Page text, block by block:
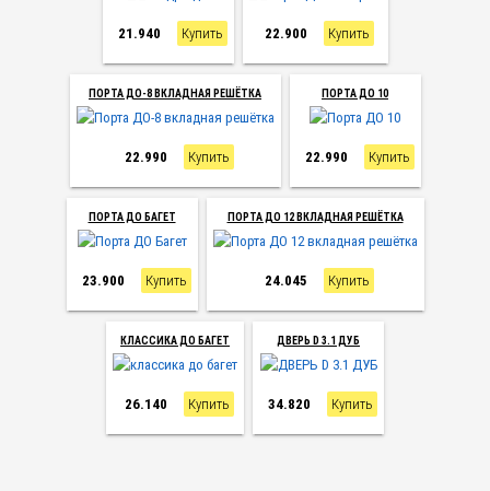
21.940 Купить 22.900 Купить
ПОРТА ДО-8 ВКЛАДНАЯ РЕШЁТКА
22.990 Купить
ПОРТА ДО 10
22.990 Купить
ПОРТА ДО БАГЕТ
23.900 Купить
ПОРТА ДО 12 ВКЛАДНАЯ РЕШЁТКА
24.045 Купить
КЛАССИКА ДО БАГЕТ
26.140 Купить
ДВЕРЬ D 3.1 ДУБ
34.820 Купить